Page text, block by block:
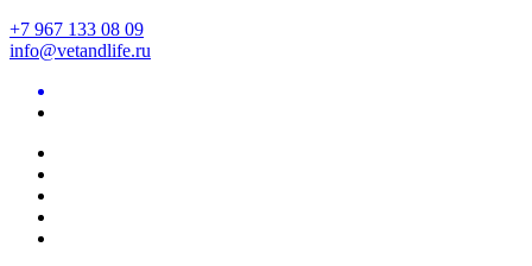
+7 967 133 08 09
info@vetandlife.ru